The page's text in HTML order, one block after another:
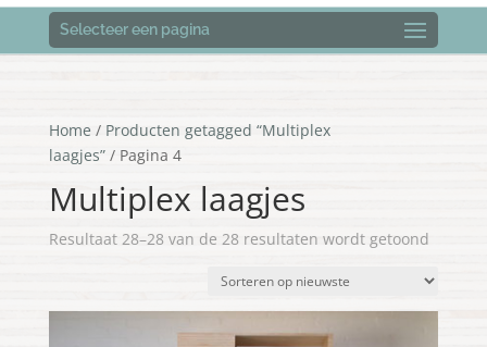
Selecteer een pagina
Home / Producten getagged “Multiplex
laagjes”/ Pagina 4
Multiplex laagjes
Resultaat 28–28 van de 28 resultaten wordt getoond